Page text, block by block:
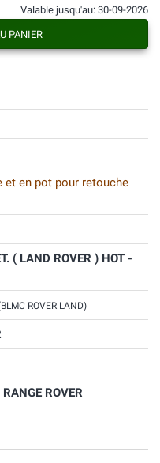
et en pot pour retouche
( LAND ROVER ) HOT -
ROVER LAND)
RANGE ROVER
Valable jusqu'au: 30-09-2026
PANIER